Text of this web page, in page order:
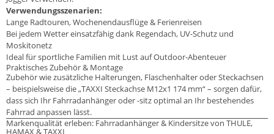
Verwendungsszenarien:
Lange Radtouren, Wochenendausflüge & Ferienreisen
Bei jedem Wetter einsatzfähig dank Regendach, UV-Schutz und
Moskitonetz
Ideal für sportliche Familien mit Lust auf Outdoor-Abenteuer
Praktisches Zubehör & Montage
Zubehör wie zusätzliche Halterungen, Flaschenhalter oder Steckachsen
– beispielsweise die „TAXXI Steckachse M12x1 174 mm“ – sorgen dafür,
dass sich Ihr Fahrradanhänger oder -sitz optimal an Ihr bestehendes
Fahrrad anpassen lässt.
Markenqualität erleben: Fahrradanhänger & Kindersitze von THULE,
HAMAX & TAXXI